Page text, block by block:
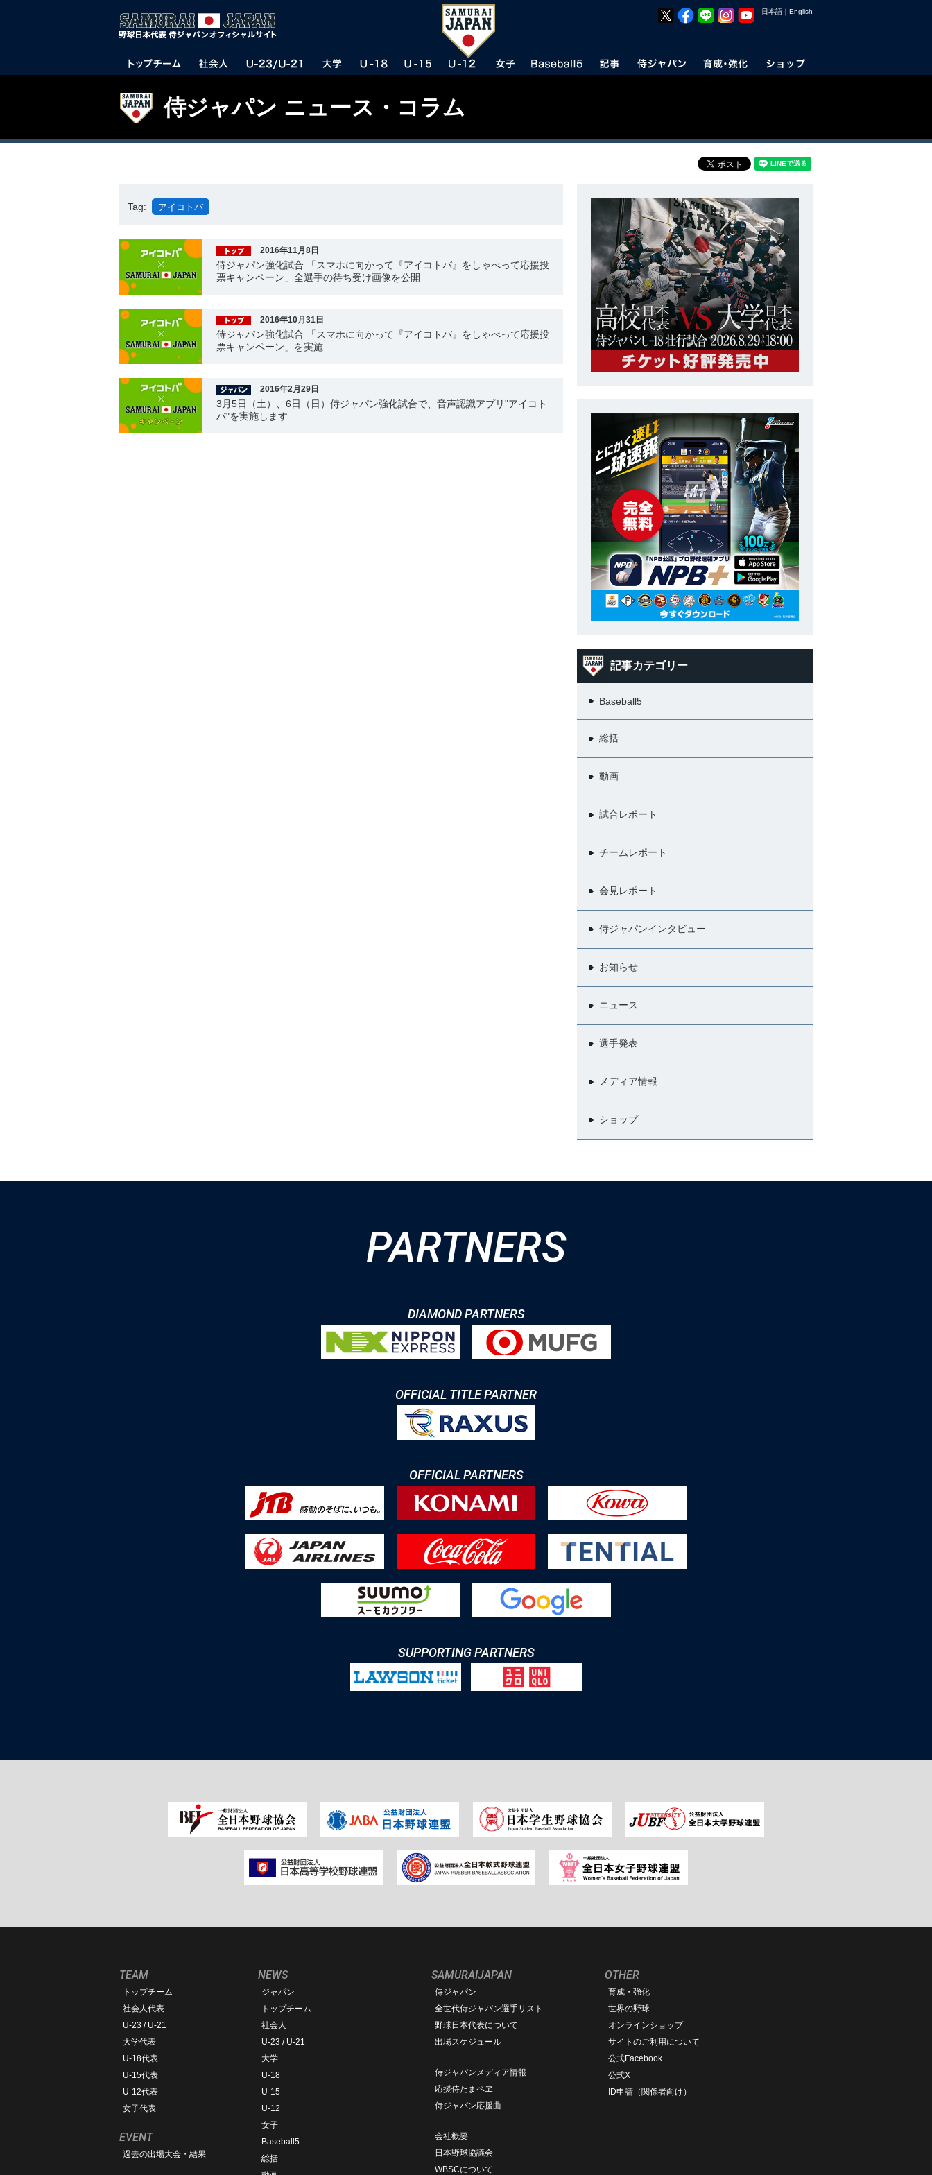
日本語 ｜ English
侍ジャパン ニュース・コラム
Tag: アイコトバ
2016年11月8日
侍ジャパン強化試合 「スマホに向かって『アイコトバ』をしゃべって応援投
票キャンペーン」全選手の待ち受け画像を公開
2016年10月31日
侍ジャパン強化試合 「スマホに向かって『アイコトバ』をしゃべって応援投
票キャンペーン」を実施
2016年2月29日
3月5日（土）、6日（日）侍ジャパン強化試合で、音声認識アプリ"アイコト
バ"を実施します
記事カテゴリー
Baseball5
総括
動画
試合レポート
チームレポート
会見レポート
侍ジャパンインタビュー
お知らせ
ニュース
選手発表
メディア情報
ショップ
PARTNERS
DIAMOND PARTNERS
OFFICIAL TITLE PARTNER
OFFICIAL PARTNERS
SUPPORTING PARTNERS
TEAM
トップチーム
社会人代表
U-23 / U-21
大学代表
U-18代表
U-15代表
U-12代表
女子代表
EVENT
過去の出場大会・結果
NEWS
ジャパン
トップチーム
社会人
U-23 / U-21
大学
U-18
U-15
U-12
女子
Baseball5
総括
SAMURAIJAPAN
侍ジャパン
全世代侍ジャパン選手リスト
野球日本代表について
出場スケジュール
侍ジャパンメディア情報
応援侍たまベヱ
侍ジャパン応援曲
会社概要
日本野球協議会
WBSCについて
OTHER
育成・強化
世界の野球
オンラインショップ
サイトのご利用について
公式Facebook
公式X
ID申請（関係者向け）